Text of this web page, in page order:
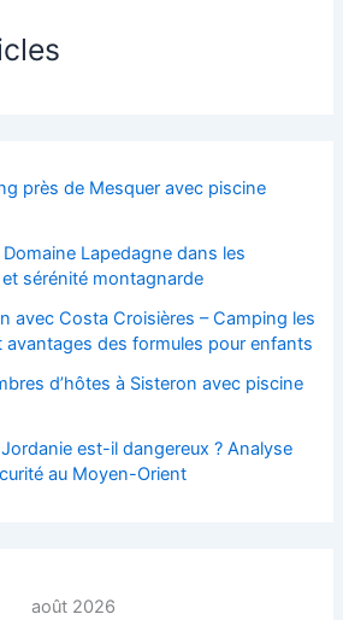
près de Mesquer avec piscine
Lapedagne dans les
sérénité montagnarde
avec Costa Croisières – Camping les
avantages des formules pour enfants
d’hôtes à Sisteron avec piscine
est-il dangereux ? Analyse
au Moyen-Orient
août 2026